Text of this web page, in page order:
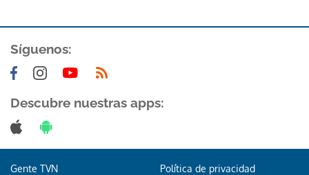
Síguenos:
Descubre nuestras apps:
Gente TVN Política de privacidad